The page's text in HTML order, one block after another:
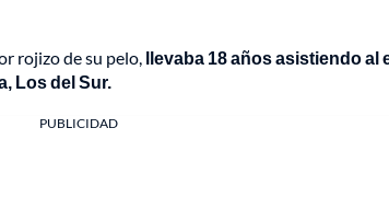
rojizo de su pelo, llevaba 18 años asistiendo al
Los del Sur.
PUBLICIDAD